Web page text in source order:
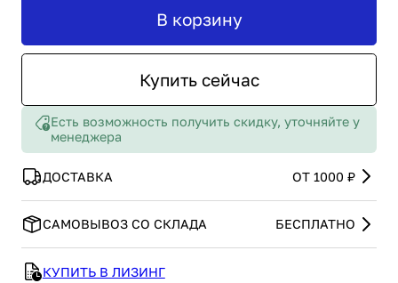
Купить сейчас
В корзину
Есть возможность получить скидку, уточняйте у
менеджера
ДОСТАВКА ОТ 1000 ₽
САМОВЫВОЗ СО СКЛАДА БЕСПЛАТНО
КУПИТЬ В ЛИЗИНГ